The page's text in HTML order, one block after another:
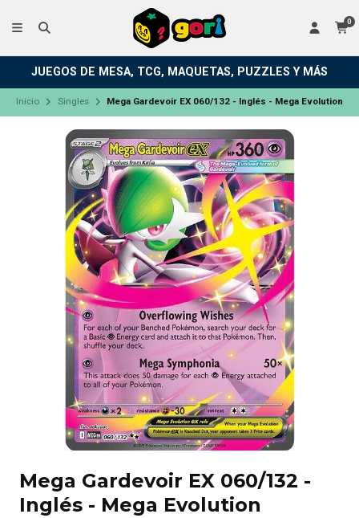
0
JUEGOS DE MESA, TCG, MAQUETAS, PUZZLES Y MÁS
Inicio Singles Mega Gardevoir EX 060/132 - Inglés - Mega Evolution
Mega Gardevoir EX 060/132 -
Inglés - Mega Evolution